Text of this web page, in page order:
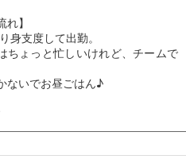
】
身支度して出勤。
ちょっと忙しいけれど、チームで
ないでお昼ごはん♪